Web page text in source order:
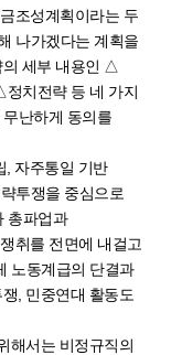
조성계획이라는 두
나가겠다는 계획을
의 세부 내용인 △
치전략 등 네 가지
난하게 동의를
, 자주통일 기반
투쟁을 중심으로
총파업과
취를 전면에 내걸고
노동계급의 단결과
, 민중연대 활동도
해서는 비정규직의